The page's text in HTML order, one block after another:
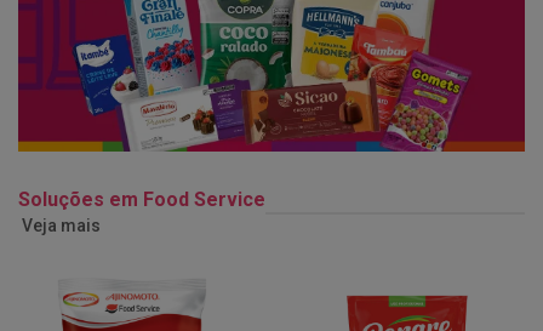
Soluções em Food Service
Veja mais